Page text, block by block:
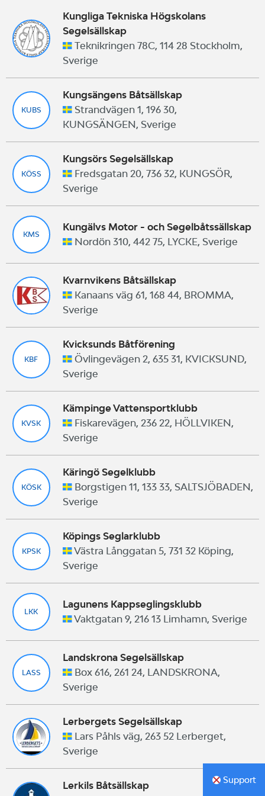
Kungliga Tekniska Högskolans
Segelsällskap
Teknikringen 78C, 114 28 Stockholm,
Sverige
KUBS
Kungsängens Båtsällskap
Strandvägen 1, 196 30,
KUNGSÄNGEN, Sverige
KÖSS
Kungsörs Segelsällskap
Fredsgatan 20, 736 32, KUNGSÖR,
Sverige
KMS
Kungälvs Motor - och Segelbåtssällskap
Nordön 310, 442 75, LYCKE, Sverige
Kvarnvikens Båtsällskap
Kanaans väg 61, 168 44, BROMMA,
Sverige
KBF
Kvicksunds Båtförening
Övlingevägen 2, 635 31, KVICKSUND,
Sverige
KVSK
Kämpinge Vattensportklubb
Fiskarevägen, 236 22, HÖLLVIKEN,
Sverige
KÖSK
Käringö Segelklubb
Borgstigen 11, 133 33, SALTSJÖBADEN,
Sverige
KPSK
Köpings Seglarklubb
Västra Långgatan 5, 731 32 Köping,
Sverige
LKK
Lagunens Kappseglingsklubb
Vaktgatan 9, 216 13 Limhamn, Sverige
LASS
Landskrona Segelsällskap
Box 616, 261 24, LANDSKRONA,
Sverige
Lerbergets Segelsällskap
Lars Påhls väg, 263 52 Lerberget,
Sverige
Lerkils Båtsällskap
Support